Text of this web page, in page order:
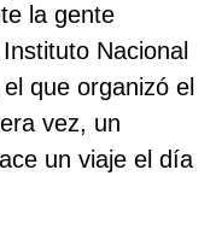
la gente
Nacional
que organizó el
vez, un
un viaje el día